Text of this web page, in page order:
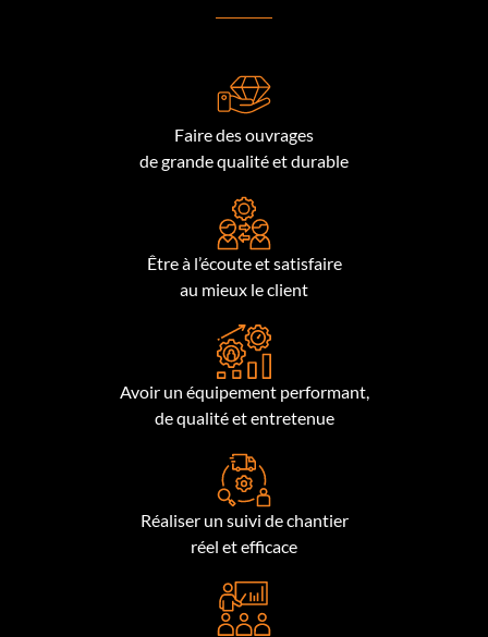
Faire des ouvrages
de grande qualité et durable
Être à l’écoute et satisfaire
au mieux le client
Avoir un équipement performant,
de qualité et entretenue
Réaliser un suivi de chantier
réel et efficace